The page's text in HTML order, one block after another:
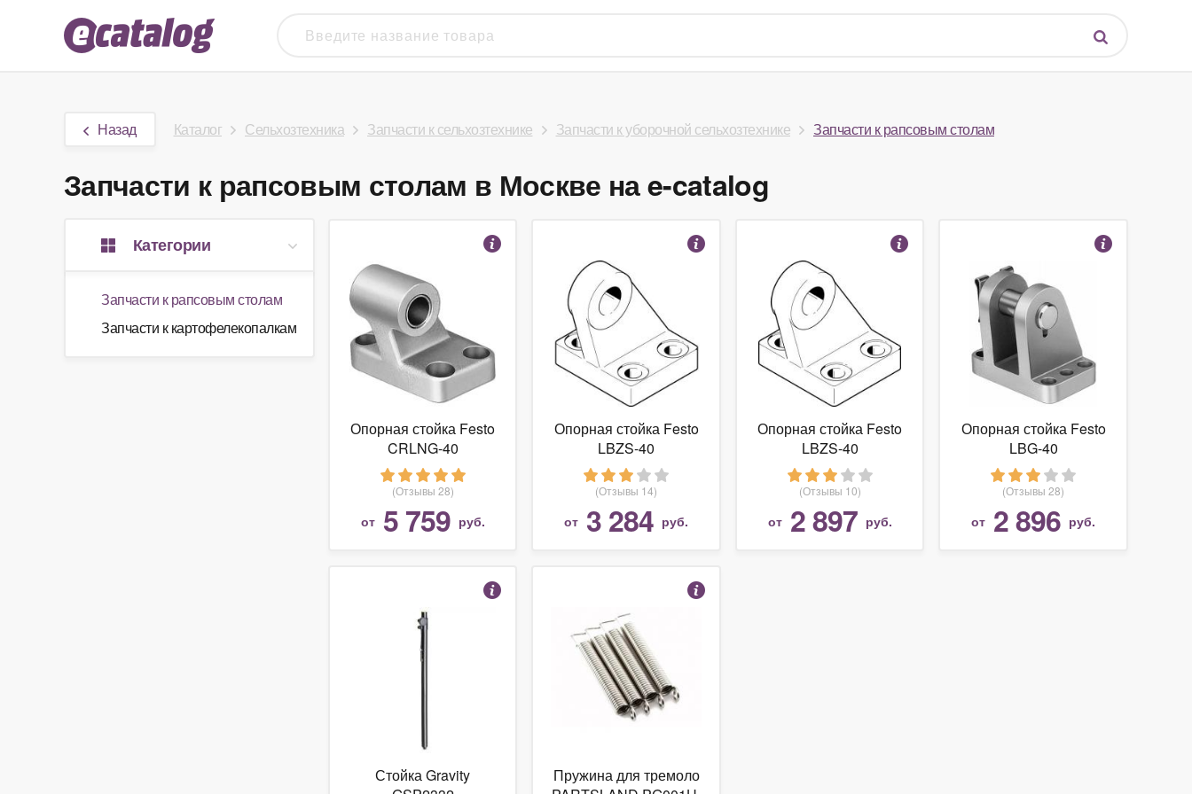
Назад Каталог Сельхозтехника Запчасти к сельхозтехнике Запчасти к уборочной сельхозтехнике Запчасти к рапсовым столам
Запчасти к рапсовым столам в Москве на e-catalog
Категории
Запчасти к рапсовым столам
Запчасти к картофелекопалкам
Опорная стойка Festo
CRLNG-40
(Отзывы 28)
от 5 759 руб.
Опорная стойка Festo
LBZS-40
(Отзывы 14)
от 3 284 руб.
Опорная стойка Festo
LBZS-40
(Отзывы 10)
от 2 897 руб.
Опорная стойка Festo
LBG-40
(Отзывы 28)
от 2 896 руб.
Стойка Gravity
Пружина для тремоло